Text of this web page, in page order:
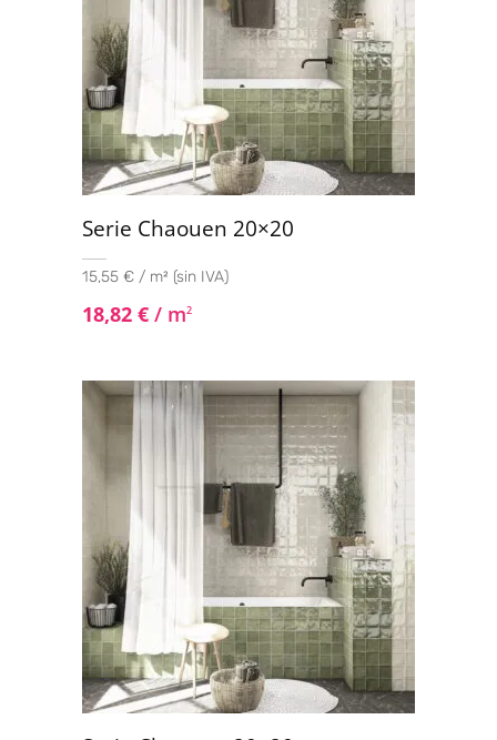
Serie Chaouen 20×20
15,55 € / m² (sin IVA)
18,82 € / m2